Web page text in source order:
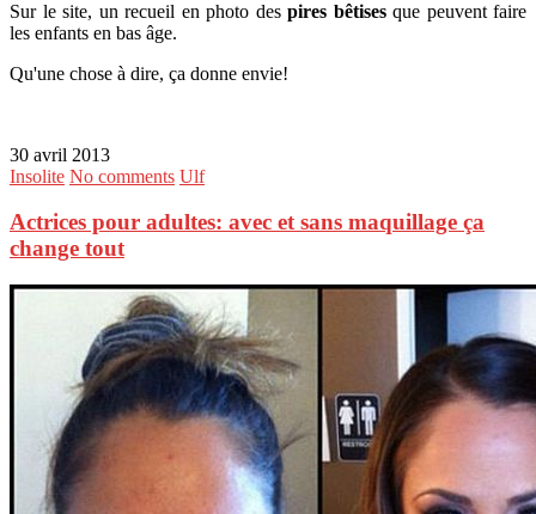
Sur le site, un recueil en photo des pires bêtises que peuvent faire
les enfants en bas âge.
Qu'une chose à dire, ça donne envie!
30 avril 2013
Insolite No comments Ulf
Actrices pour adultes: avec et sans maquillage ça
change tout